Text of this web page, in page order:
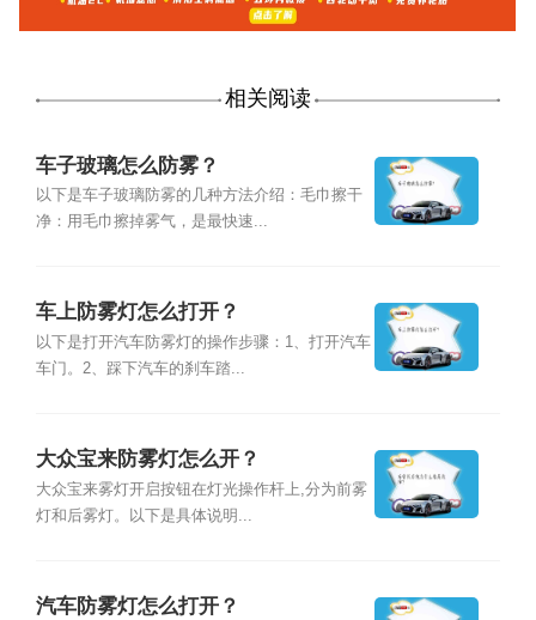
相关阅读
车子玻璃怎么防雾？
以下是车子玻璃防雾的几种方法介绍：毛巾擦干
净：用毛巾擦掉雾气，是最快速...
车上防雾灯怎么打开？
以下是打开汽车防雾灯的操作步骤：1、打开汽车
车门。2、踩下汽车的刹车踏...
大众宝来防雾灯怎么开？
大众宝来雾灯开启按钮在灯光操作杆上,分为前雾
灯和后雾灯。以下是具体说明...
汽车防雾灯怎么打开？